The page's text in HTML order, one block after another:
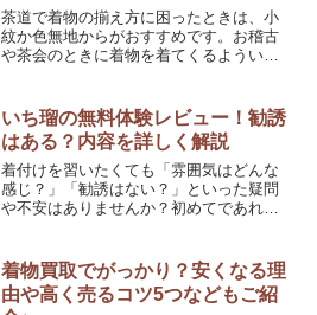
茶道で着物の揃え方に困ったときは、小
紋か色無地からがおすすめです。お稽古
や茶会のときに着物を着てくるよういわ
ない着物を選んでしまう可能性がありま
す。本記事では、茶道で使う...
いち瑠の無料体験レビュー！勧誘
はある？内容を詳しく解説
着付けを習いたくても「雰囲気はどんな
感じ？」「勧誘はない？」といった疑問
や不安はありませんか？初めてであれ
買いませんかって言われない？妻 シロ
言われてないよ！楽しく無料...
着物買取でがっかり？安くなる理
由や高く売るコツ5つなどもご紹